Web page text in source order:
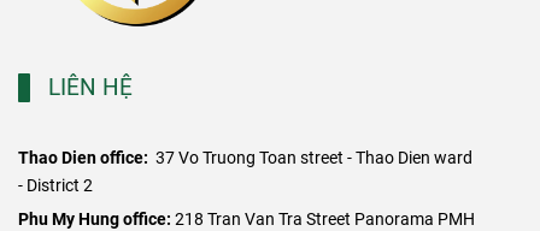
LIÊN HỆ
Thao Dien office: 37 Vo Truong Toan street - Thao Dien ward
- District 2
​Phu My Hung office: 218 Tran Van Tra Street Panorama PMH